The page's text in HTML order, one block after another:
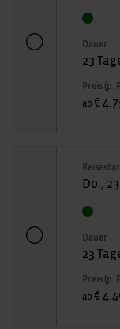
Dauer
23
Preis (p.
ab €
Do.,
Dauer
23
Preis (p.
ab €